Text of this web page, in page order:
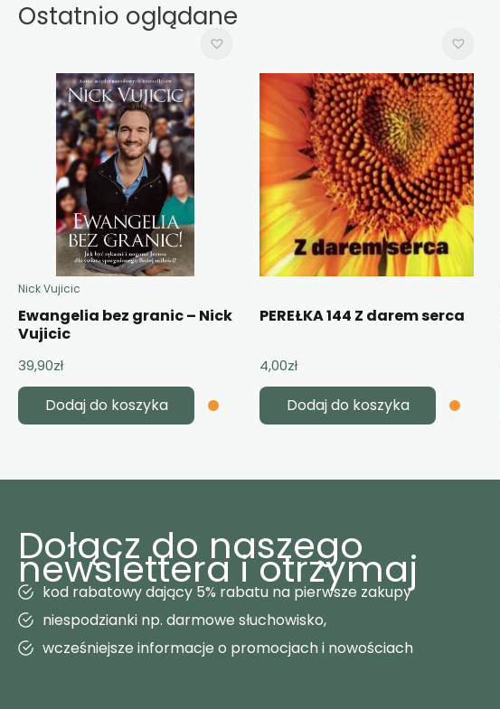
Ostatnio oglądane
Nick Vujicic
Ewangelia bez granic – Nick
Vujicic
39,90zł
Dodaj do koszyka
PEREŁKA 144 Z darem serca
4,00zł
Dodaj do koszyka
Dołącz do naszego
newslettera i otrzymaj
kod rabatowy dający 5% rabatu na pierwsze zakupy
niespodzianki np. darmowe słuchowisko,
wcześniejsze informacje o promocjach i nowościach